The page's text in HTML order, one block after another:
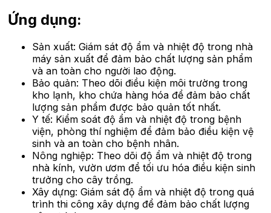
Ứng dụng:
Sản xuất: Giám sát độ ẩm và nhiệt độ trong nhà
máy sản xuất để đảm bảo chất lượng sản phẩm
và an toàn cho người lao động.
Bảo quản: Theo dõi điều kiện môi trường trong
kho lạnh, kho chứa hàng hóa để đảm bảo chất
lượng sản phẩm được bảo quản tốt nhất.
Y tế: Kiểm soát độ ẩm và nhiệt độ trong bệnh
viện, phòng thí nghiệm để đảm bảo điều kiện vệ
sinh và an toàn cho bệnh nhân.
Nông nghiệp: Theo dõi độ ẩm và nhiệt độ trong
nhà kính, vườn ươm để tối ưu hóa điều kiện sinh
trưởng cho cây trồng.
Xây dựng: Giám sát độ ẩm và nhiệt độ trong quá
trình thi công xây dựng để đảm bảo chất lượng